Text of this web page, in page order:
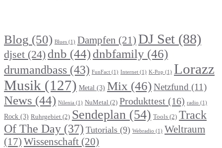
Blog (50) Blues (1) Dampfen (21) DJ Set (88)
djset (24) dnb (44)dnbfamily (46)
drumandbass (43) FunFact (1) Internet (1) K-Pop (1) Lorazz
Musik (127) Metal (3) Mix (46)Netzfund (11)
News (44) Nilenia (1) NuMetal (2) Produkttest (16) radio (1)
Rock (3) Ruhrgebiet (2) Sendeplan (54) Tools (2) Track
Of The Day (37) Tutorials (9) Webradio (1) Weltraum
(17) Wissenschaft (20)